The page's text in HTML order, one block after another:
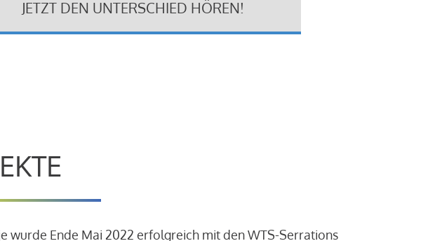
JETZT DEN UNTERSCHIED HÖREN!
wurde Ende Mai 2022 erfolgreich mit den WTS-Serrations